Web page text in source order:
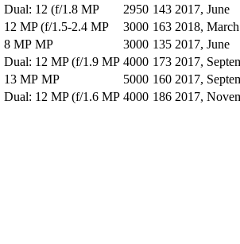
Dual: 12 (f/1.8 MP 2950 143 2017, June
12 MP (f/1.5-2.4 MP 3000 163 2018, March
8 MP MP 3000 135 2017, June
Dual: 12 MP (f/1.9 MP 4000 173 2017,
13 MP MP 5000 160 2017,
Dual: 12 MP (f/1.6 MP 4000 186 2017,